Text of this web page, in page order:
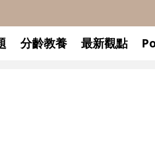
分齡教養 最新觀點